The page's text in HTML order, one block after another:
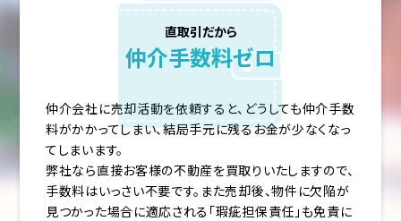
直取引だから
仲介手数料ゼロ
仲介会社に売却活動を依頼すると、どうしても仲介手数
料がかかってしまい、結局手元に残るお金が少なくなっ
てしまいます。
弊社なら直接お客様の不動産を買取りいたしますので、
手数料はいっさい不要です。また売却後、物件に欠陥が
見つかった場合に適応される「瑕疵担保責任」も免責に